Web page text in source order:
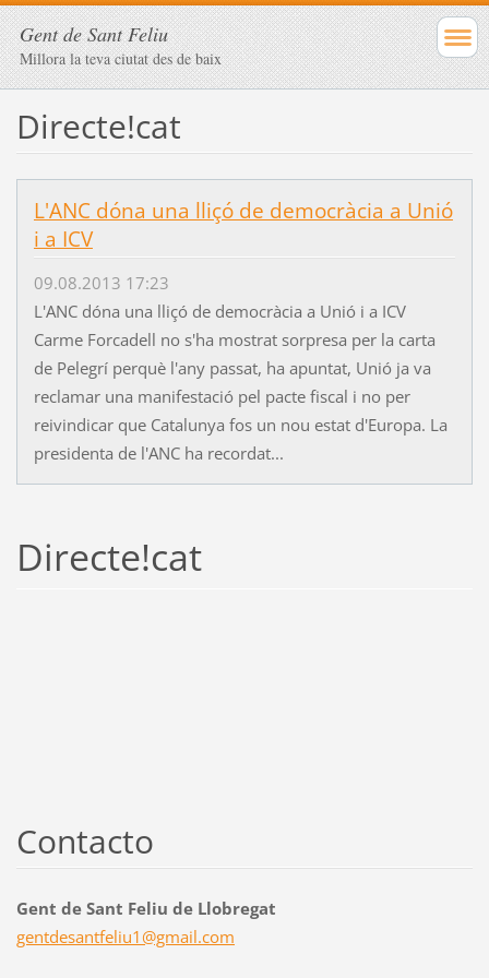
Gent de Sant Feliu
Millora la teva ciutat des de baix
Directe!cat
L'ANC dóna una lliçó de democràcia a Unió
i a ICV
09.08.2013 17:23
L'ANC dóna una lliçó de democràcia a Unió i a ICV
Carme Forcadell no s'ha mostrat sorpresa per la carta
de Pelegrí perquè l'any passat, ha apuntat, Unió ja va
reclamar una manifestació pel pacte fiscal i no per
reivindicar que Catalunya fos un nou estat d'Europa. La
presidenta de l'ANC ha recordat...
Directe!cat
Contacto
Gent de Sant Feliu de Llobregat
gentdesantfeliu1@gmail.com